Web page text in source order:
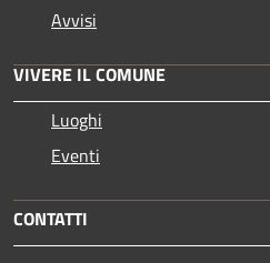
Avvisi
VIVERE IL COMUNE
Luoghi
Eventi
CONTATTI